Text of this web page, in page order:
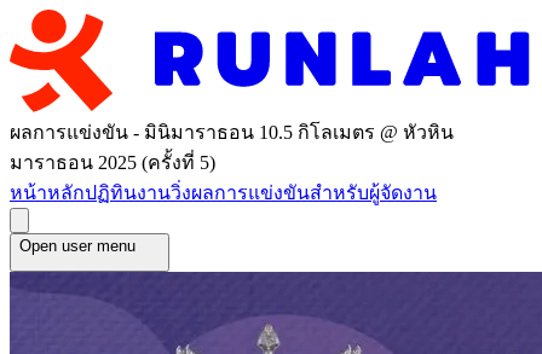
ผลการแข่งขัน - มินิมาราธอน 10.5 กิโลเมตร @ หัวหิน
มาราธอน 2025 (ครั้งที่ 5)
หน้าหลักปฏิทินงานวิ่งผลการแข่งขันสำหรับผู้จัดงาน
Open user menu